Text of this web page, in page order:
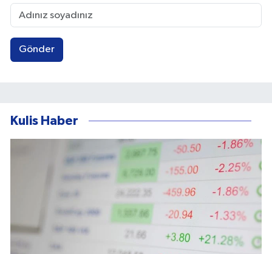
Gönder
Kulis Haber